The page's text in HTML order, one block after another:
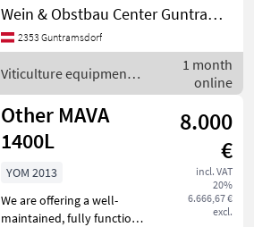
Reinigungsöffnung DN 80 ·
Zentral Befüllung mit
Kugelhahn NW 80 ·
Gestellerhöhung · Aut
Wein & Obstbau Center Guntramsdorf
2353 Guntramsdorf
Viticulture equipment /
Sraml
1 month
online
Other MAVA
1400L
8.000
€
incl. VAT
20%
6.666,67 €
excl.
YOM 2013
We are offering a well-
maintained, fully functional